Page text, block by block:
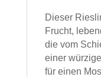
Dieser
Frucht,
die vom
einer
für einen